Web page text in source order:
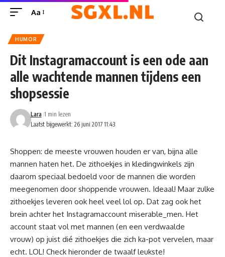
Aa
HUMOR
Dit Instagramaccount is een ode aan
alle wachtende mannen tijdens een
shopsessie
Laatst bijgewerkt: 26 juni 2017 11:43
Lara 1 min lezen
Shoppen: de meeste vrouwen houden er van, bijna alle
mannen haten het. De zithoekjes in kledingwinkels zijn
daarom speciaal bedoeld voor de mannen die worden
meegenomen door shoppende vrouwen. Ideaal! Maar zulke
zithoekjes leveren ook heel veel lol op. Dat zag ook het
brein achter het Instagramaccount miserable_men. Het
account staat vol met mannen (en een verdwaalde
vrouw) op juist dié zithoekjes die zich ka-pot vervelen, maar
echt. LOL! Check hieronder de twaalf leukste!